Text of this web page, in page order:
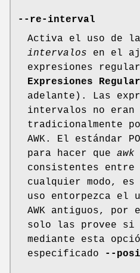
--re-interval
Activa el uso de
intervalos en el
expresiones
Expresiones
adelante). Las
intervalos no eran
tradicionalmente
AWK. El estándar
para hacer que awk
consistentes
cualquier modo, es
uso entorpezca el
AWK antiguos, por
solo las provee si
mediante esta
especificado
--